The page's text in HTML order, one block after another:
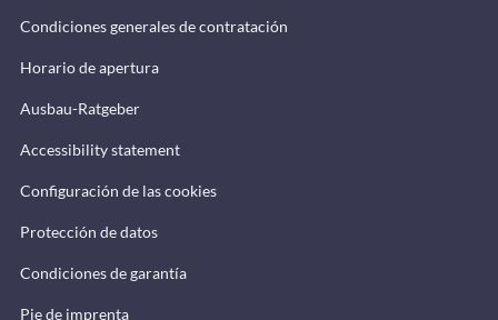
Condiciones generales de contratación
Horario de apertura
Ausbau-Ratgeber
Accessibility statement
Configuración de las cookies
Protección de datos
Condiciones de garantía
Pie de imprenta